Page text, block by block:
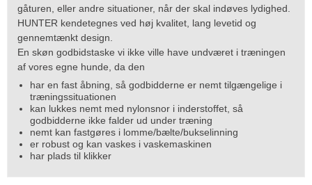
gåturen, eller andre situationer, når der skal indøves lydighed.
HUNTER kendetegnes ved høj kvalitet, lang levetid og
gennemtænkt design.
En skøn godbidstaske vi ikke ville have undværet i træningen
af vores egne hunde, da den
har en fast åbning, så godbidderne er nemt tilgængelige i
træningssituationen
kan lukkes nemt med nylonsnor i inderstoffet, så
godbidderne ikke falder ud under træning
nemt kan fastgøres i lomme/bælte/bukselinning
er robust og kan vaskes i vaskemaskinen
har plads til klikker